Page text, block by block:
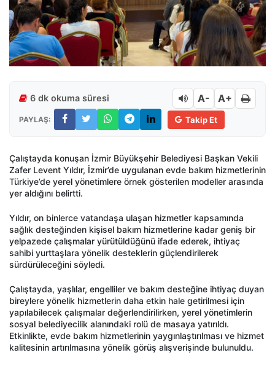
6 dk okuma süresi A- A+
PAYLAŞ: Takip Et
Çalıştayda konuşan İzmir Büyükşehir Belediyesi Başkan Vekili
Zafer Levent Yıldır, İzmir’de uygulanan evde bakım hizmetlerinin
Türkiye’de yerel yönetimlere örnek gösterilen modeller arasında
yer aldığını belirtti.
Yıldır, on binlerce vatandaşa ulaşan hizmetler kapsamında
sağlık desteğinden kişisel bakım hizmetlerine kadar geniş bir
yelpazede çalışmalar yürütüldüğünü ifade ederek, ihtiyaç
sahibi yurttaşlara yönelik desteklerin güçlendirilerek
sürdürüleceğini söyledi.
Çalıştayda, yaşlılar, engelliler ve bakım desteğine ihtiyaç duyan
bireylere yönelik hizmetlerin daha etkin hale getirilmesi için
yapılabilecek çalışmalar değerlendirilirken, yerel yönetimlerin
sosyal belediyecilik alanındaki rolü de masaya yatırıldı.
Etkinlikte, evde bakım hizmetlerinin yaygınlaştırılması ve hizmet
kalitesinin artırılmasına yönelik görüş alışverişinde bulunuldu.